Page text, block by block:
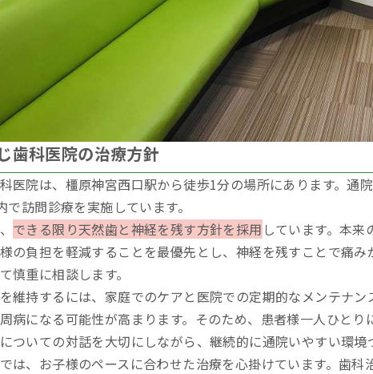
歯科医院の治療方針
医院は、橿原神宮西口駅から徒歩1分の場所にあります。通
訪問診療を実施しています。
できる限り天然歯と神経を残す方針を採用 しています。本
の負担を軽減することを最優先とし、神経を残すことで痛
慎重に相談します。
維持するには、家庭でのケアと医院での定期的なメンテナン
病になる可能性が高まります。そのため、患者様一人ひとり
ついての対話を大切にしながら、継続的に通院いやすい環境
は、お子様のペースに合わせた治療を心掛けています。歯